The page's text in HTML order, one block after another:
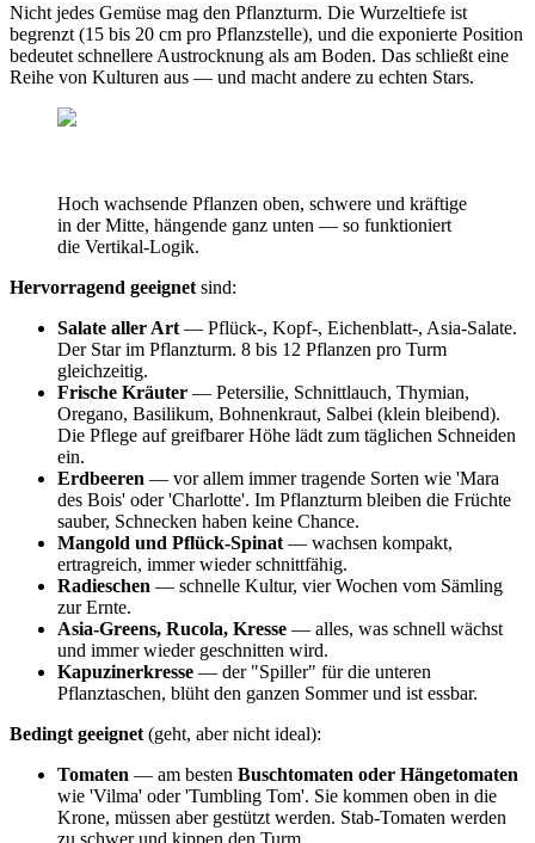
Nicht jedes Gemüse mag den Pflanzturm. Die Wurzeltiefe ist
begrenzt (15 bis 20 cm pro Pflanzstelle), und die exponierte Position
bedeutet schnellere Austrocknung als am Boden. Das schließt eine
Reihe von Kulturen aus — und macht andere zu echten Stars.
Hoch wachsende Pflanzen oben, schwere und kräftige
in der Mitte, hängende ganz unten — so funktioniert
die Vertikal-Logik.
Hervorragend geeignet sind:
Salate aller Art — Pflück-, Kopf-, Eichenblatt-, Asia-Salate.
Der Star im Pflanzturm. 8 bis 12 Pflanzen pro Turm
gleichzeitig.
Frische Kräuter — Petersilie, Schnittlauch, Thymian,
Oregano, Basilikum, Bohnenkraut, Salbei (klein bleibend).
Die Pflege auf greifbarer Höhe lädt zum täglichen Schneiden
ein.
Erdbeeren — vor allem immer tragende Sorten wie 'Mara
des Bois' oder 'Charlotte'. Im Pflanzturm bleiben die Früchte
sauber, Schnecken haben keine Chance.
Mangold und Pflück-Spinat — wachsen kompakt,
ertragreich, immer wieder schnittfähig.
Radieschen — schnelle Kultur, vier Wochen vom Sämling
zur Ernte.
Asia-Greens, Rucola, Kresse — alles, was schnell wächst
und immer wieder geschnitten wird.
Kapuzinerkresse — der "Spiller" für die unteren
Pflanztaschen, blüht den ganzen Sommer und ist essbar.
Bedingt geeignet (geht, aber nicht ideal):
Tomaten — am besten Buschtomaten oder Hängetomaten
wie 'Vilma' oder 'Tumbling Tom'. Sie kommen oben in die
Krone, müssen aber gestützt werden. Stab-Tomaten werden
zu schwer und kippen den Turm.